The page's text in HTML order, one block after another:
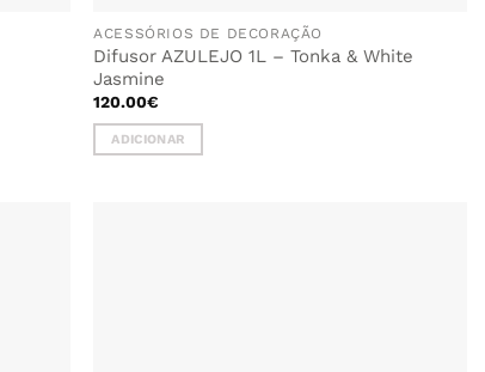
ACESSÓRIOS DE DECORAÇÃO
Difusor AZULEJO 1L – Tonka & White
Jasmine
120.00€
ADICIONAR